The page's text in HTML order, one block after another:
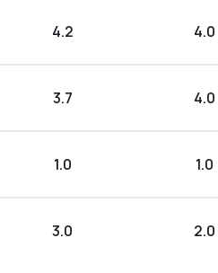
4.2 4.0
3.7 4.0
1.0 1.0
3.0 2.0